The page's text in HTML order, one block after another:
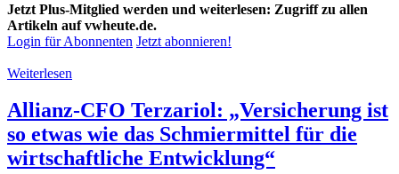
Jetzt Plus-Mitglied werden und weiterlesen: Zugriff zu allen
Artikeln auf vwheute.de.
Login für Abonnenten Jetzt abonnieren!
Weiterlesen
Allianz-CFO Terzariol: „Versicherung ist
so etwas wie das Schmiermittel für die
wirtschaftliche Entwicklung“